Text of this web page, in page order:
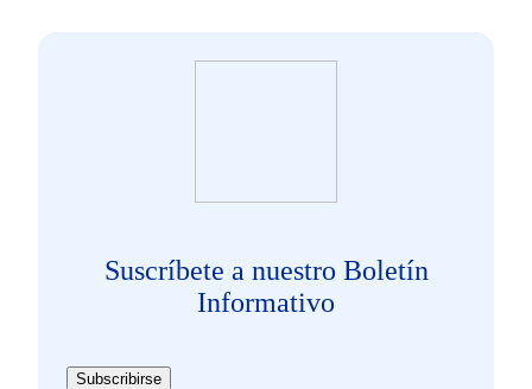
Suscríbete a nuestro Boletín
Informativo
Subscribirse